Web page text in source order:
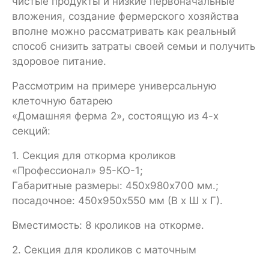
вложения, создание фермерского хозяйства
вполне можно рассматривать как реальный
способ снизить затраты своей семьи и получить
здоровое питание.
Рассмотрим на примере универсальную
клеточную батарею
«Домашняя ферма 2», состоящую из 4-х
секций:
1. Секция для откорма кроликов
«Профессионал» 95-КО-1;
Габаритные размеры: 450х980х700 мм.;
посадочное: 450х950х550 мм (В х Ш х Г).
Вместимость: 8 кроликов на откорме.
2. Секция для кроликов с маточным